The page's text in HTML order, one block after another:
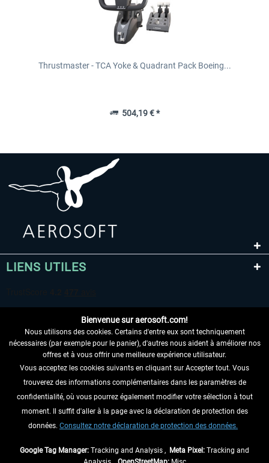
Thrustmaster - TCA Yoke & Quadrant Pack Boeing...
504,19 € *
LIENS UTILES
RENONCER AU CONTRAT ICI
INFORMATIONS
NE MANQUEZ PAS LES DERNIÈRES
Bienvenue sur aerosoft.com!
Nous utilisons des cookies. Certains d'entre eux sont techniquement
nécessaires (par exemple pour le panier), d'autres nous aident à améliorer nos
offres et à vous offrir une meilleure expérience utilisateur.
Vous acceptez les cookies suivants en cliquant sur Accepter tout. Vous
trouverez des informations complémentaires dans les paramètres de
confidentialité, où vous pourrez également modifier votre sélection à tout
moment. Il suffit d'aller à la page avec la déclaration de protection des
données. Consultez notre déclaration de protection des données.
Google Tag Manager: Tracking and Analysis , Meta Pixel: Tracking and